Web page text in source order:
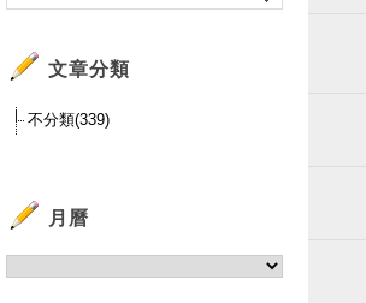
文章分類
不分類(339)
月曆